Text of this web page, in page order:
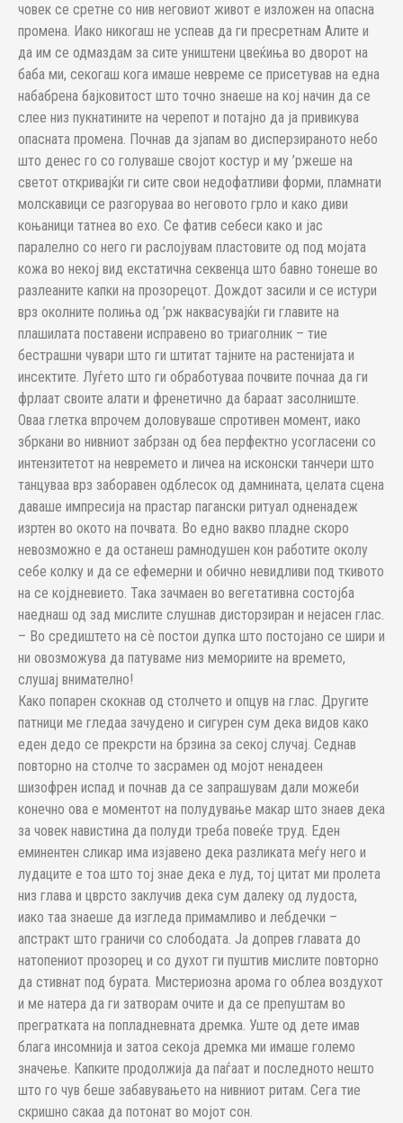
човек се сретне со нив неговиот живот е изложен на опасна
промена. Иако никогаш не успеав да ги пресретнам Алите и
да им се одмаздам за сите уништени цвеќиња во дворот на
баба ми, секогаш кога имаше невреме се присетував на една
набабрена бајковитост што точно знаеше на кој начин да се
слее низ пукнатините на черепот и потајно да ја привикува
опасната промена. Почнав да зјапам во дисперзираното небо
што денес го со голуваше својот костур и му ’ржеше на
светот откривајќи ги сите свои недофатливи форми, пламнати
молскавици се разгоруваа во неговото грло и како диви
коњаници татнеа во ехо. Се фатив себеси како и јас
паралелно со него ги раслојувам пластовите од под мојата
кожа во некој вид екстатична секвенца што бавно тонеше во
разлеаните капки на прозорецот. Дождот засили и се истури
врз околните полиња од ’рж наквасувајќи ги главите на
плашилата поставени исправено во триаголник – тие
бестрашни чувари што ги штитат тајните на растенијата и
инсектите. Луѓето што ги обработуваа почвите почнаа да ги
фрлаат своите алати и френетично да бараат засолниште.
Оваа глетка впрочем доловуваше спротивен момент, иако
збркани во нивниот забрзан од беа перфектно усогласени со
интензитетот на невремето и личеа на исконски танчери што
танцуваа врз заборавен одблесок од дамнината, целата сцена
даваше импресија на прастар пагански ритуал одненадеж
изртен во окото на почвата. Во едно вакво пладне скоро
невозможно е да останеш рамнодушен кон работите околу
себе колку и да се ефемерни и обично невидливи под ткивото
на се којдневието. Така зачмаен во вегетативна состојба
наеднаш од зад мислите слушнав дисторзиран и нејасен глас.
– Во средиштето на сѐ постои дупка што постојано се шири и
ни овозможува да патуваме низ мемориите на времето,
слушај внимателно!
Како попарен скокнав од столчето и опцув на глас. Другите
патници ме гледаа зачудено и сигурен сум дека видов како
еден дедо се прекрсти на брзина за секој случај. Седнав
повторно на столче то засрамен од мојот ненадеен
шизофрен испад и почнав да се запрашувам дали можеби
конечно ова е моментот на полудување макар што знаев дека
за човек навистина да полуди треба повеќе труд. Еден
еминентен сликар има изјавено дека разликата меѓу него и
лудаците е тоа што тој знае дека е луд, тој цитат ми пролета
низ глава и цврсто заклучив дека сум далеку од лудоста,
иако таа знаеше да изгледа примамливо и лебдечки –
апстракт што граничи со слободата. Ја допрев главата до
натопениот прозорец и со духот ги пуштив мислите повторно
да стивнат под бурата. Мистериозна арома го облеа воздухот
и ме натера да ги затворам очите и да се препуштам во
прегратката на попладневната дремка. Уште од дете имав
блага инсомнија и затоа секоја дремка ми имаше големо
значење. Капките продолжија да паѓаат и последното нешто
што го чув беше забавувањето на нивниот ритам. Сега тие
скришно сакаа да потонат во мојот сон.